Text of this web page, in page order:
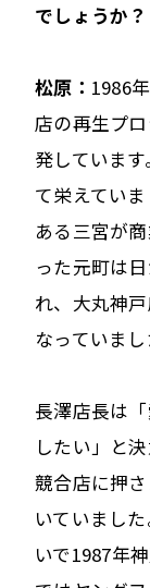
でしょうか？
松原： 1986
店の再生プ
発していま
て栄えてい
ある三宮が
った元町は
れ、大丸神
なっていまし
長澤店長は
したい」と
競合店に押
いていまし
いで1987年